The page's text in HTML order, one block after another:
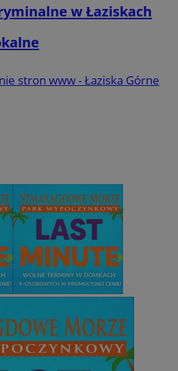
w Łaziskach
stron www - Łaziska Górne